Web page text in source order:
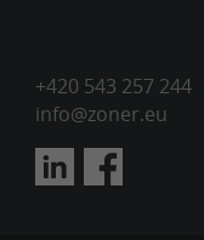
+420 543 257 244
info@zoner.eu